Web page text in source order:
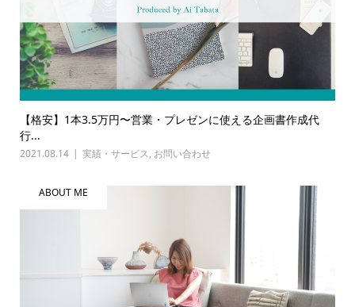
【格安】1本3.5万円〜営業・プレゼンに使える企画書作成代
行...
2021.08.14 実績・サービス, お問い合わせ
ABOUT ME